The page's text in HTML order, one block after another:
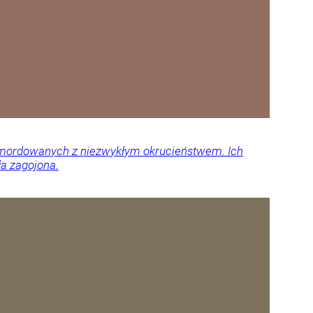
z niezwykłym okrucieństwem. Ich
zagojona.